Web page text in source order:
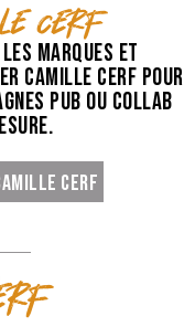
Cerf
les marques et
Camille Cerf pour
pub ou collab
Cerf